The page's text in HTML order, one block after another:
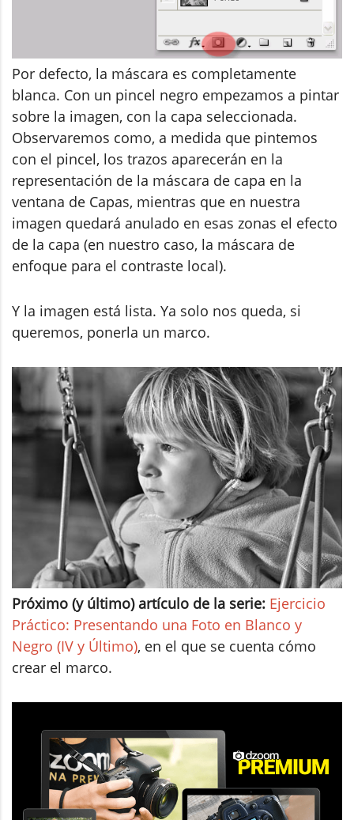
Por defecto, la máscara es completamente
blanca. Con un pincel negro empezamos a pintar
sobre la imagen, con la capa seleccionada.
Observaremos como, a medida que pintemos
con el pincel, los trazos aparecerán en la
representación de la máscara de capa en la
ventana de Capas, mientras que en nuestra
imagen quedará anulado en esas zonas el efecto
de la capa (en nuestro caso, la máscara de
enfoque para el contraste local).
Y la imagen está lista. Ya solo nos queda, si
queremos, ponerla un marco.
Próximo (y último) artículo de la serie: Ejercicio
Práctico: Presentando una Foto en Blanco y
Negro (IV y Último), en el que se cuenta cómo
crear el marco.